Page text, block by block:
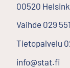
00520
Vaihde 029
Tietopalvelu
info@stat.fi